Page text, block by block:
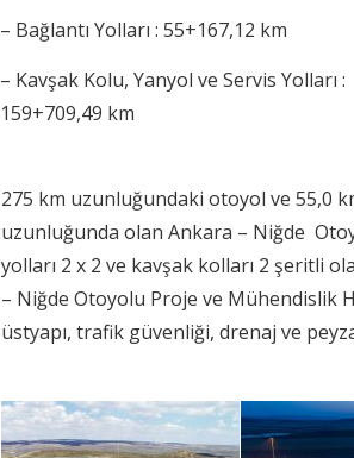
– Bağlantı Yolları : 55+167,12 km
– Kavşak Kolu, Yanyol ve Servis Yolları :
159+709,49 km
275 km uzunluğundaki otoyol ve 55,0
uzunluğunda olan Ankara – Niğde
yolları 2 x 2 ve kavşak kolları 2 şeritli
– Niğde Otoyolu Proje ve Mühendislik
üstyapı, trafik güvenliği, drenaj ve